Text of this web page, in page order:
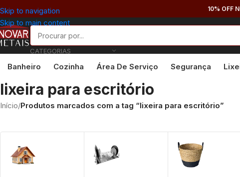
Skip to navigation
Skip to main content
10% OFF
CATEGORIAS
Banheiro Cozinha Área De Serviço Segurança
lixeira para escritório
Início/Produtos marcados com a tag “lixeira para escritório”